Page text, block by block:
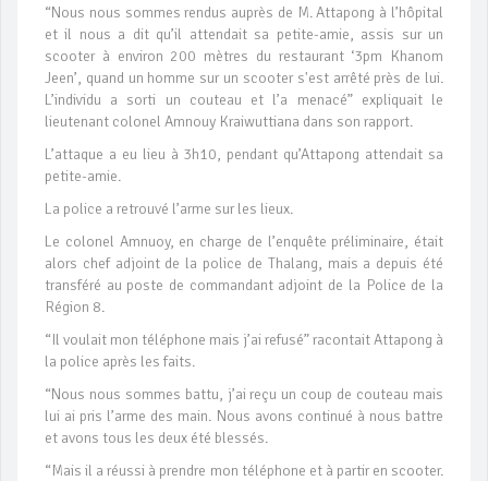
“Nous nous sommes rendus auprès de M. Attapong à l’hôpital
et il nous a dit qu’il attendait sa petite-amie, assis sur un
scooter à environ 200 mètres du restaurant ‘3pm Khanom
Jeen’, quand un homme sur un scooter s'est arrêté près de lui.
L’individu a sorti un couteau et l’a menacé” expliquait le
lieutenant colonel Amnouy Kraiwuttiana dans son rapport.
L’attaque a eu lieu à 3h10, pendant qu’Attapong attendait sa
petite-amie.
La police a retrouvé l’arme sur les lieux.
Le colonel Amnuoy, en charge de l’enquête préliminaire, était
alors chef adjoint de la police de Thalang, mais a depuis été
transféré au poste de commandant adjoint de la Police de la
Région 8.
“Il voulait mon téléphone mais j’ai refusé” racontait Attapong à
la police après les faits.
“Nous nous sommes battu, j’ai reçu un coup de couteau mais
lui ai pris l’arme des main. Nous avons continué à nous battre
et avons tous les deux été blessés.
“Mais il a réussi à prendre mon téléphone et à partir en scooter.